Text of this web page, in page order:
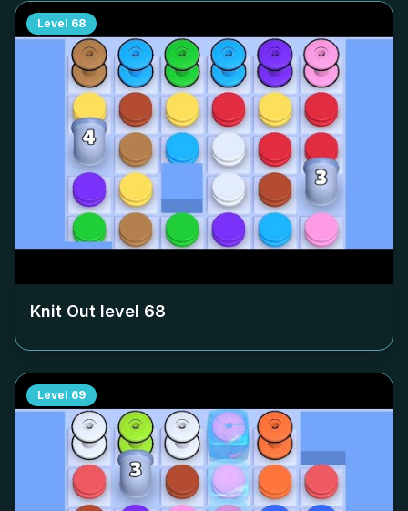
Level 68
Knit Out level 68
Level 69